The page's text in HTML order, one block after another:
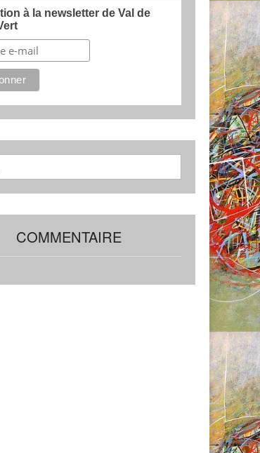
à la newsletter de Val de
COMMENTAIRE